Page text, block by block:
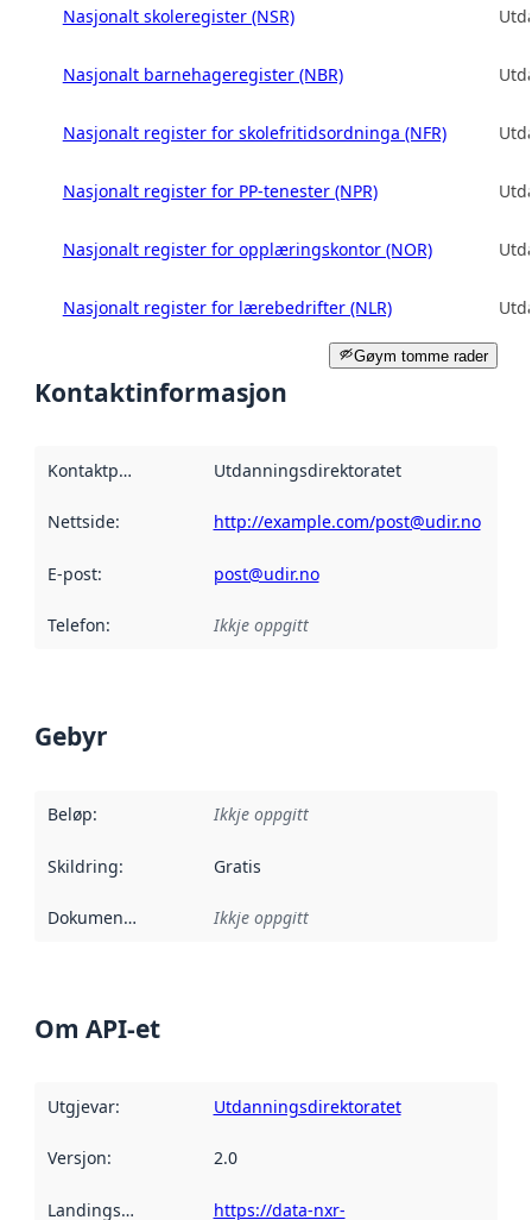
Nasjonalt skoleregister (NSR)
Nasjonalt barnehageregister (NBR)
Nasjonalt register for skolefritidsordninga (NFR)
Nasjonalt register for PP-tenester (NPR)
Nasjonalt register for opplæringskontor (NOR)
Nasjonalt register for lærebedrifter (NLR)
Gøym tomme rader
Kontaktinformasjon
Kontaktpunkt Utdanningsdirektoratet
Nettside: http://example.com/post@udir.no
E-post: post@udir.no
Telefon: Ikkje oppgitt
Gebyr
Beløp: Ikkje oppgitt
Skildring: Gratis
Dokumentasjon Ikkje oppgitt
Om API-et
Utgjevar: Utdanningsdirektoratet
Versjon: 2.0
Landingsside https://data-nxr-